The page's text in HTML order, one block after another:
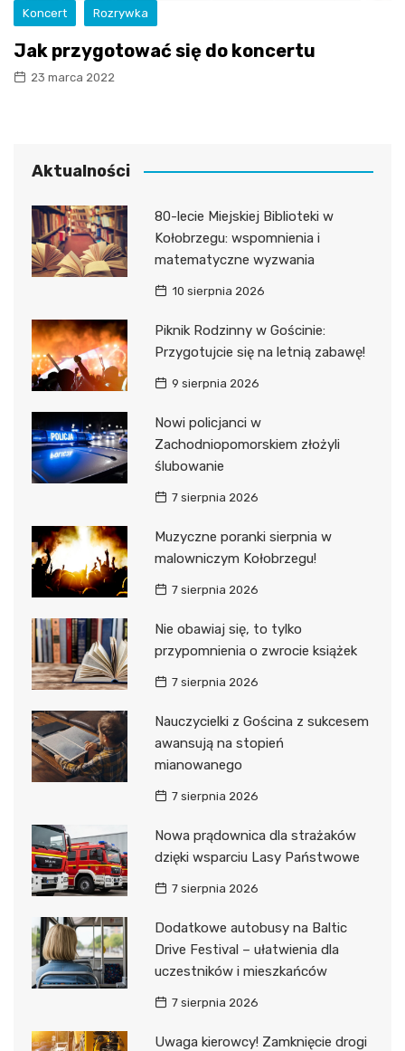
Koncert Rozrywka
Jak przygotować się do koncertu
23 marca 2022
Aktualności
80-lecie Miejskiej Biblioteki w
Kołobrzegu: wspomnienia i
matematyczne wyzwania
10 sierpnia 2026
Piknik Rodzinny w Gościnie:
Przygotujcie się na letnią zabawę!
9 sierpnia 2026
Nowi policjanci w
Zachodniopomorskiem złożyli
ślubowanie
7 sierpnia 2026
Muzyczne poranki sierpnia w
malowniczym Kołobrzegu!
7 sierpnia 2026
Nie obawiaj się, to tylko
przypomnienia o zwrocie książek
7 sierpnia 2026
Nauczycielki z Gościna z sukcesem
awansują na stopień
mianowanego
7 sierpnia 2026
Nowa prądownica dla strażaków
dzięki wsparciu Lasy Państwowe
7 sierpnia 2026
Dodatkowe autobusy na Baltic
Drive Festival – ułatwienia dla
uczestników i mieszkańców
7 sierpnia 2026
Uwaga kierowcy! Zamknięcie drogi